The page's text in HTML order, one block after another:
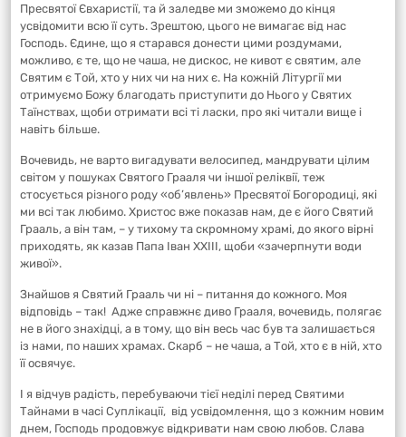
Пресвятої Євхаристії, та й заледве ми зможемо до кінця
усвідомити всю її суть. Зрештою, цього не вимагає від нас
Господь. Єдине, що я старався донести цими роздумами,
можливо, є те, що не чаша, не дискос, не кивот є святим, але
Святим є Той, хто у них чи на них є. На кожній Літургії ми
отримуємо Божу благодать приступити до Нього у Святих
Таїнствах, щоби отримати всі ті ласки, про які читали вище і
навіть більше.
Вочевидь, не варто вигадувати велосипед, мандрувати цілим
світом у пошуках Святого Грааля чи іншої реліквії, теж
стосується різного роду «об’явлень» Пресвятої Богородиці, які
ми всі так любимо. Христос вже показав нам, де є його Святий
Грааль, а він там, – у тихому та скромному храмі, до якого вірні
приходять, як казав Папа Іван ХХІІІ, щоби «зачерпнути води
живої».
Знайшов я Святий Грааль чи ні – питання до кожного. Моя
відповідь – так! Адже справжнє диво Грааля, вочевидь, полягає
не в його знахідці, а в тому, що він весь час був та залишається
із нами, по наших храмах. Скарб – не чаша, а Той, хто є в ній, хто
її освячує.
І я відчув радість, перебуваючи тієї неділі перед Святими
Тайнами в часі Суплікації, від усвідомлення, що з кожним новим
днем, Господь продовжує відкривати нам свою любов. Слава